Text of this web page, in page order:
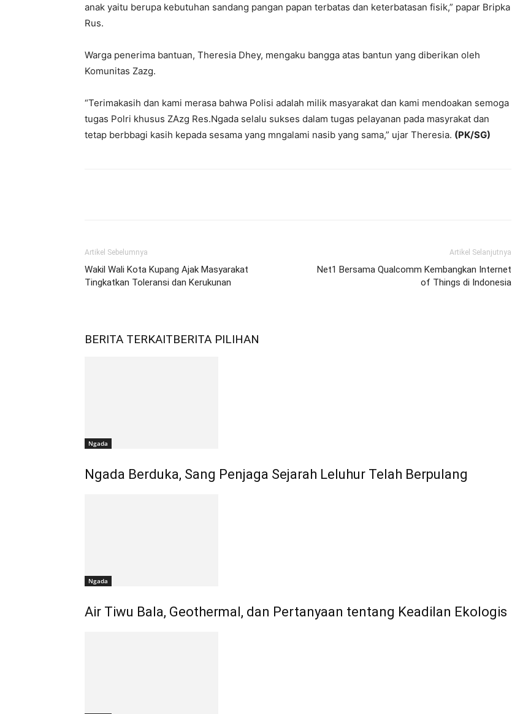
anak yaitu berupa kebutuhan sandang pangan papan terbatas dan keterbatasan fisik,” papar Bripka
Rus.
Warga penerima bantuan, Theresia Dhey, mengaku bangga atas bantun yang diberikan oleh
Komunitas Zazg.
“Terimakasih dan kami merasa bahwa Polisi adalah milik masyarakat dan kami mendoakan semoga
tugas Polri khusus ZAzg Res.Ngada selalu sukses dalam tugas pelayanan pada masyrakat dan
tetap berbbagi kasih kepada sesama yang mngalami nasib yang sama,” ujar Theresia. (PK/SG)
Artikel Sebelumnya
Wakil Wali Kota Kupang Ajak Masyarakat
Tingkatkan Toleransi dan Kerukunan
Artikel Selanjutnya
Net1 Bersama Qualcomm Kembangkan Internet
of Things di Indonesia
BERITA TERKAITBERITA PILIHAN
Ngada
Ngada Berduka, Sang Penjaga Sejarah Leluhur Telah Berpulang
Ngada
Air Tiwu Bala, Geothermal, dan Pertanyaan tentang Keadilan Ekologis